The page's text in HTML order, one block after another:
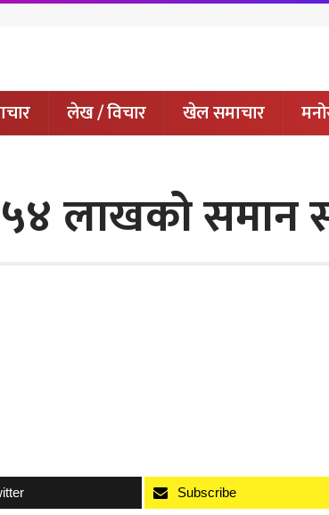
लेख / विचार खेल समाचार
५४ लाखको समान
Subscribe